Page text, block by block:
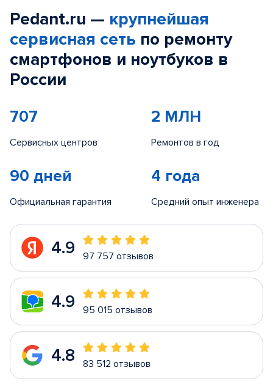
Pedant.ru — крупнейшая
сервисная сеть по ремонту
смартфонов и ноутбуков в
России
707
Сервисных центров
2 МЛН
Ремонтов в год
90 дней
Официальная гарантия
4 года
Средний опыт инженера
4.9 97 757 отзывов
4.9 95 015 отзывов
4.8 83 512 отзывов